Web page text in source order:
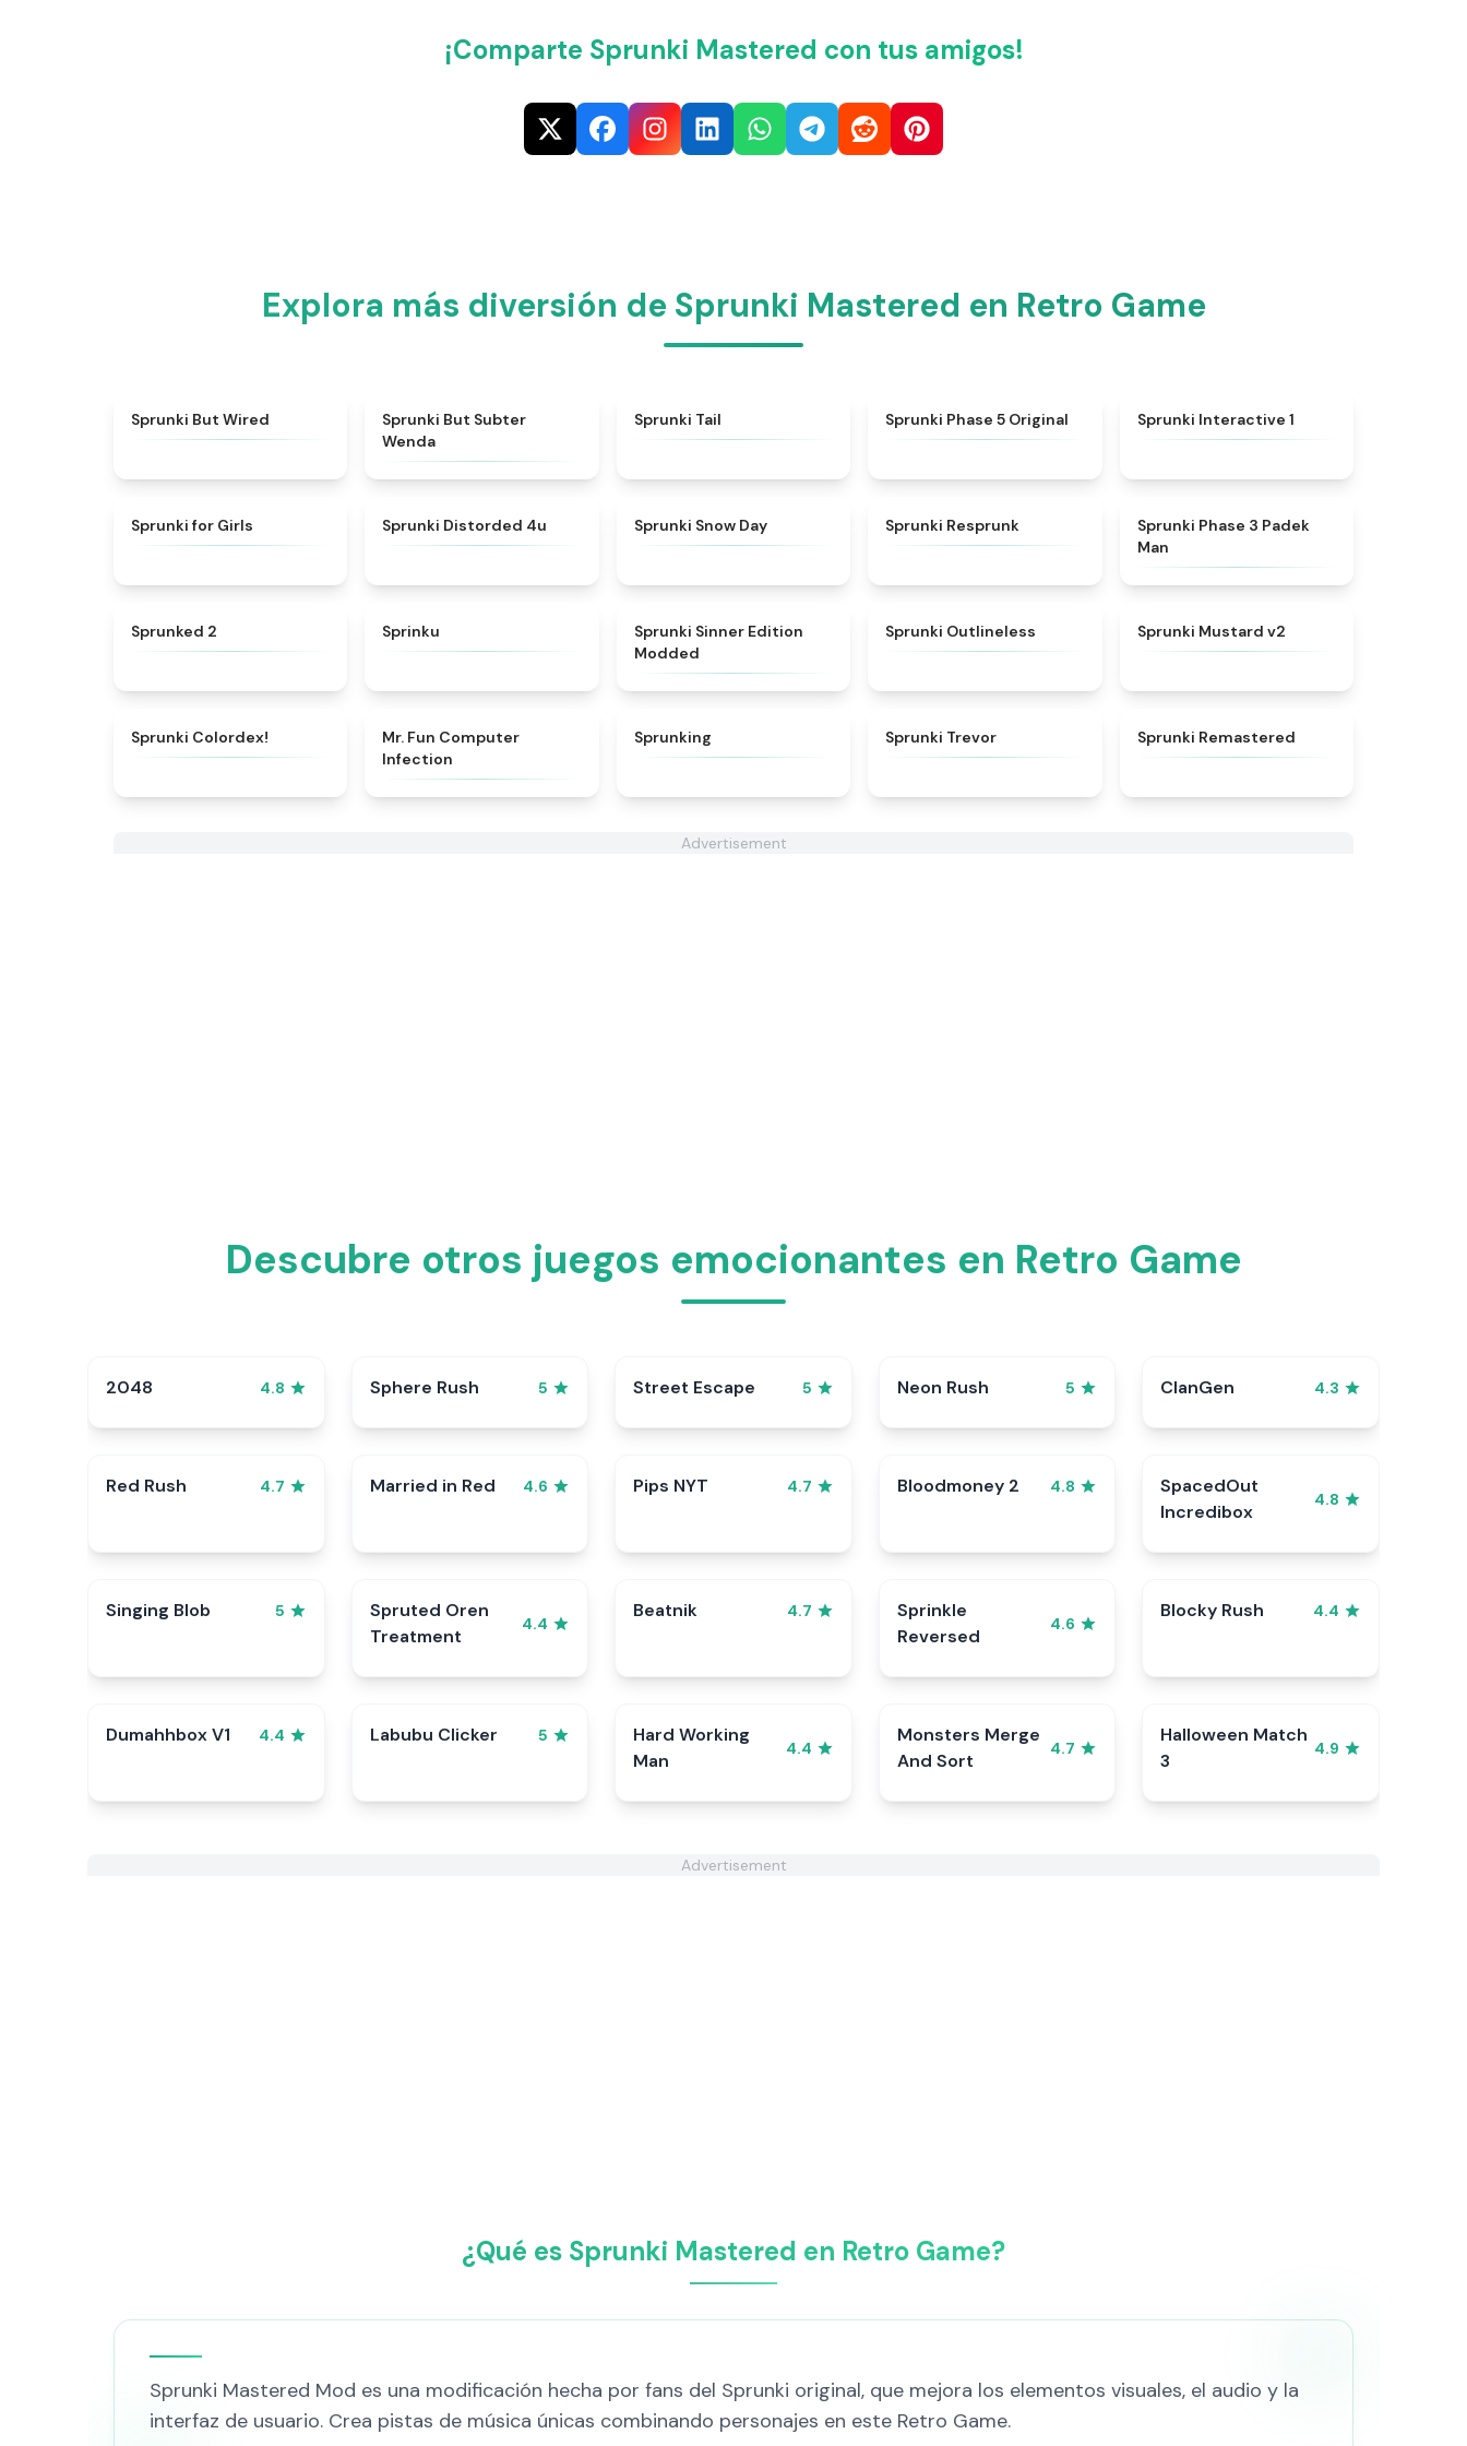
¡Comparte Sprunki Mastered con tus amigos!
Explora más diversión de Sprunki Mastered en Retro Game
Sprunki But Wired
Sprunki But Subter
Wenda
Sprunki Tail 4.6
Sprunki Phase 5 Original Sprunki Interactive 1
Sprunki for Girls Sprunki Distorded 4u Sprunki Snow Day Sprunki Resprunk ★
Sprunki Phase 3 Padek
Man
Sprunked 2 Sprinku
Sprunki Sinner Edition
Modded
Sprunki Outlineless Sprunki Mustard v2
Sprunki Colordex!
Mr. Fun Computer
Infection
Sprunking Sprunki Trevor Sprunki Remastered
Advertisement
Descubre otros juegos emocionantes en Retro Game
2048 4.8 Sphere Rush 5 Street Escape 5 Neon Rush 5 ClanGen 4.3
Red Rush 4.7 Married in Red 4.6 Pips NYT 4.7 Bloodmoney 2 4.8
SpacedOut
Incredibox
4.8
Singing Blob 5
Spruted Oren
Treatment
4.4
Beatnik 4.7
Sprinkle
Reversed
4.6
Blocky Rush 4.4
Dumahhbox V1 4.4 Labubu Clicker 5
Hard Working
Man
4.4
Monsters Merge
And Sort
4.7
Halloween Match
3
4.9
Advertisement
¿Qué es Sprunki Mastered en Retro Game?
Sprunki Mastered Mod es una modificación hecha por fans del Sprunki original, que mejora los elementos visuales, el audio y la
interfaz de usuario. Crea pistas de música únicas combinando personajes en este Retro Game.